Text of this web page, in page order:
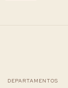
DEPARTAMENTOS